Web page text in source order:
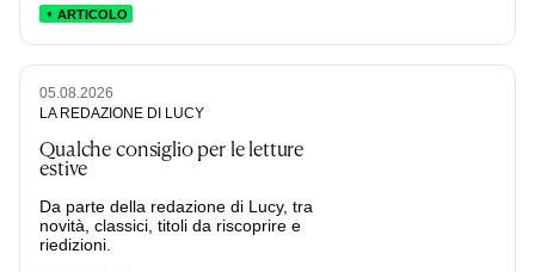
come Bunin e Nabokov che dalla
restato per provare a mettere la
propria arte in relazione (anche
problematica) con un’idea.
ARTICOLO
05.08.2026
LA REDAZIONE DI LUCY
Qualche consiglio per le letture
estive
Da parte della redazione di Lucy, tra
novità, classici, titoli da riscoprire e
riedizioni.